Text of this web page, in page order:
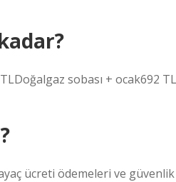
sobası + ocak692
ücreti ödemeleri ve